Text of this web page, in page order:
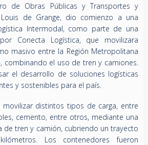
de Obras Públicas y Transportes y
Louis de Grange, dio comienzo a una
Intermodal, como parte de una
Conecta Logística, que movilizara
masivo entre la Región Metropolitana
combinando el uso de tren y camiones.
el desarrollo de soluciones logísticas
y sostenibles para el país.
movilizar distintos tipos de carga, entre
cemento, entre otros, mediante una
de tren y camión, cubriendo un trayecto
Los contenedores fueron